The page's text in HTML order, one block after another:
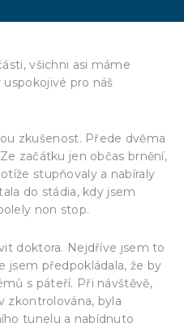
všichni asi máme
pro náš
zkušenost. Přede dvěma
začátku jen občas brnění,
stupňovaly a nabíraly
do stádia, kdy jsem
non stop.
doktora. Nejdříve jsem to
jsem předpokládala, že by
s páteří. Při návštěvě,
zkontrolována, byla
tunelu a nabídnuto